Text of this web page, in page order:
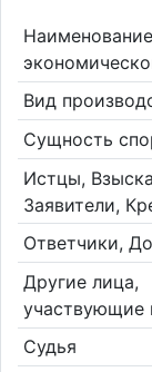
Наименование
Вид
Сущность
Истцы,
Заявители,
Ответчики,
Другие лица,
участвующие
Судья